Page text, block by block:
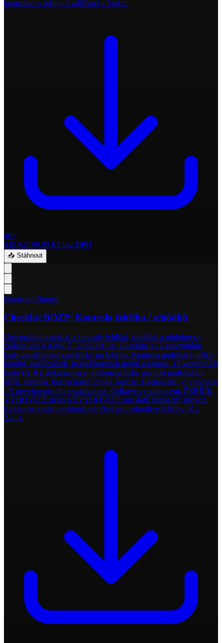
kontrolora s údaji o kvalifikaci a funkci.
40+
242 Kč199,99 Kč bez DPH
📥 Stáhnout
Kontrolní činnost
Checklist BOZP: Kontrola žebříku / schůdků
Univerzální protokol o kontrole žebříků, schůdků a obdobných
zařízení dle § 4 NV č. 378/2001 Sb. Checklist s 15 kontrolními
body zaměřenými specificky na žebříky. Kontrola podélníků, příčlí,
kloubů, stabilizátorů, bezpečnostních prvků a koroze. 15 kontrolních
bodů (A-H): dokumentace, evidenční číslo, pevnost podélníků a
příčlí, stabilita, bezpečnostní prvky, koroze. Hodnocení: ✓ vyhovuje
/ X nevyhovuje / 0 nevztahuje se. Celkové vyhodnocení: ŽEBŘÍK
VYHOVUJE nebo NEVYHOVUJE pro další bezpečný provoz.
Evidence: systém evidenčních čísel pro jednotlivé žebříky (Z1,
Z2...).